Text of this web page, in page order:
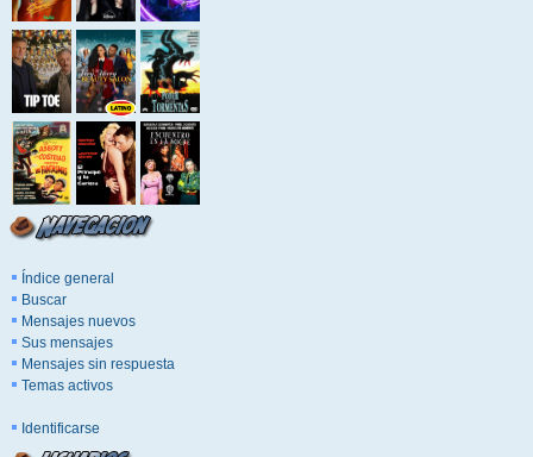
Índice general
Buscar
Mensajes nuevos
Sus mensajes
Mensajes sin respuesta
Temas activos
Identificarse